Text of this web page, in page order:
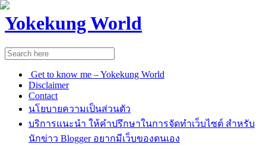
Yokekung World
Get to know me – Yokekung World
Disclaimer
Contact
นโยบายความเป็นส่วนตัว
บริการแนะนำ ให้คำปรึกษาในการจัดทำเว็บไซต์ สำหรับ
นักข่าว Blogger อยากมีเว็บของตนเอง